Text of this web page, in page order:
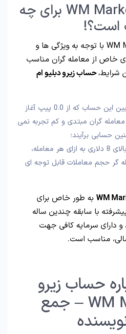
حساب زیرو WM Market برای چه
است؟!
WM Market با توجه به ویژگی ها و
خاص از معامله گران مناسب
شرایط،حساب زیرو دبلیو ام
با توجه به اسپرد بسیار پایین این حساب که از 0.0 پیپ آغاز
گران مبتدی و کم تجربه نمی
حسابی برآیند؛
پرداخت کمیسیون نسبتاً بالای 8 دلاری به ازای هر معامله،
گر حجم معاملات قابل توجه ای
به طور خاص برای
با سابقه چندین ساله
و دارای سرمایه کافی جهت
مناسب است.
حساب زیرو
بروکر WM Market – جمع